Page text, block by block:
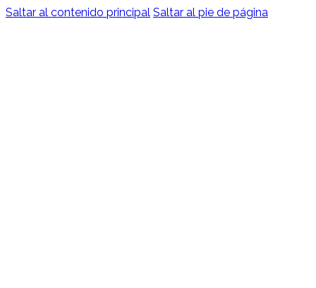
Saltar al contenido principal Saltar al pie de página